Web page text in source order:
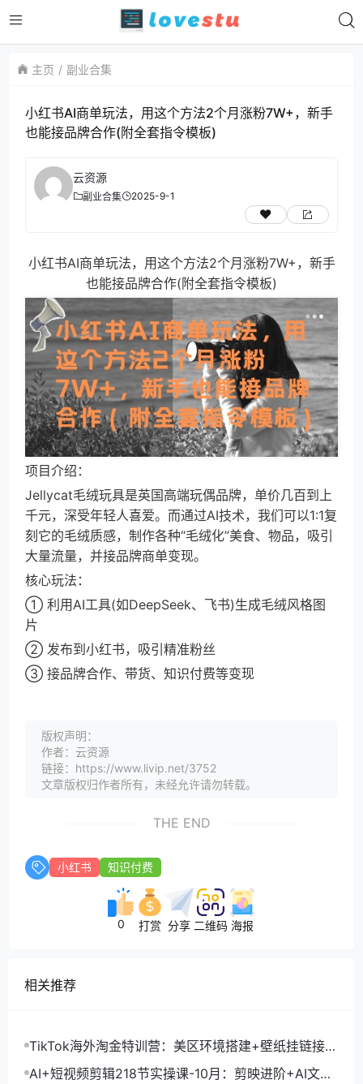
主页 副业合集
小红书AI商单玩法，用这个方法2个月涨粉7W+，新手
也能接品牌合作(附全套指令模板)
云资源
副业合集 2025-9-1
小红书AI商单玩法，用这个方法2个月涨粉7W+，新手
也能接品牌合作(附全套指令模板)
项目介绍：
Jellycat毛绒玩具是英国高端玩偶品牌，单价几百到上
千元，深受年轻人喜爱。而通过AI技术，我们可以1:1复
刻它的毛绒质感，制作各种“毛绒化”美食、物品，吸引
大量流量，并接品牌商单变现。
核心玩法：
① 利用AI工具(如DeepSeek、飞书)生成毛绒风格图
片
② 发布到小红书，吸引精准粉丝
③ 接品牌合作、带货、知识付费等变现
版权声明：
作者：云资源
链接：https://www.livip.net/3752
文章版权归作者所有，未经允许请勿转载。
THE END
小红书 知识付费
0 打赏 分享 二维码 海报
相关推荐
TikTok海外淘金特训营：美区环境搭建+壁纸挂链接
+剪映数字人，月入1.5万
AI+短视频剪辑218节实操课-10月：剪映进阶+AI文案